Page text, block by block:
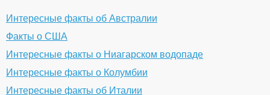
Интересные факты об Австралии
Факты о США
Интересные факты о Ниагарском водопаде
Интересные факты о Колумбии
Интересные факты об Италии